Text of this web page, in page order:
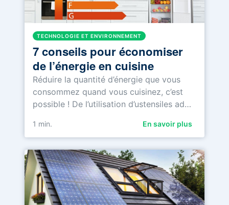
TECHNOLOGIE ET ENVIRONNEMENT
7 conseils pour économiser
de l’énergie en cuisine
Réduire la quantité d’énergie que vous
consommez quand vous cuisinez, c’est
possible ! De l’utilisation d’ustensiles ad…
1 min. En savoir plus